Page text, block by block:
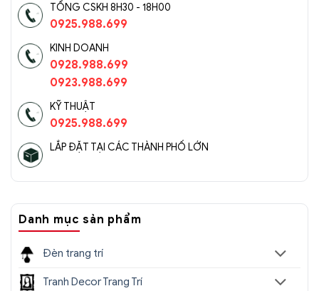
TỔNG CSKH 8H30 - 18H00
0925.988.699
KINH DOANH
0928.988.699
0923.988.699
KỸ THUẬT
0925.988.699
LẮP ĐẶT TẠI CÁC THÀNH PHỐ LỚN
Danh mục sản phẩm
Đèn trang trí
Tranh Decor Trang Trí